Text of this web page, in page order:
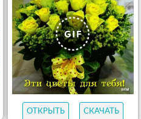
ОТКРЫТЬ СКАЧАТЬ